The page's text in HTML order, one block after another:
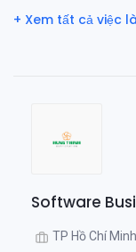
+ Xem tất cả việc
Software
TP Hồ Chí